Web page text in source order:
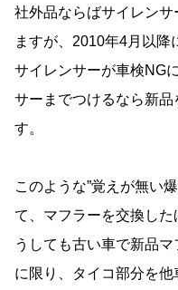
社外品ならばサイレン
ますが、2010年4月以
サイレンサーが車検NG
サーまでつけるなら新
す。
このような”覚えが無い
て、マフラーを交換し
うしても古い車で新品
に限り、タイコ部分を